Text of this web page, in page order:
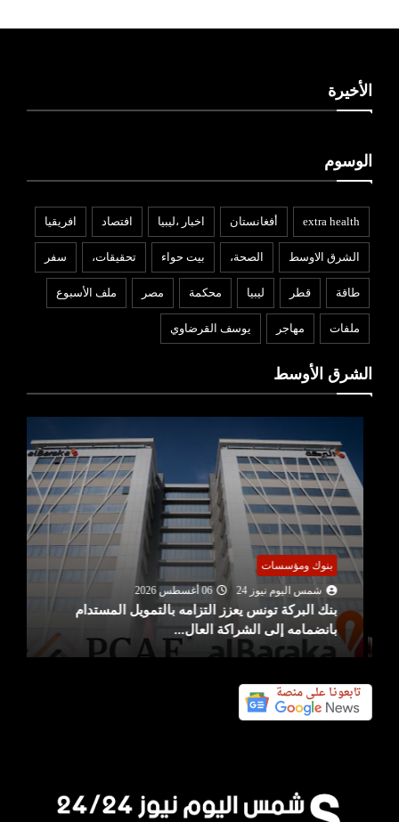
الأخيرة
الوسوم
extra health أفغانستان اخبار ،ليبيا افتصاد افريقيا
الشرق الاوسط الصحة، بيت حواء تحقيقات، سفر
طاقة قطر ليبيا محكمة مصر ملف الأسبوع
ملفات مهاجر يوسف القرضاوي
الشرق الأوسط
بنوك ومؤسسات
شمس اليوم نيوز 24
06 أغسطس 2026
بنك البركة تونس يعزز التزامه بالتمويل المستدام
بانضمامه إلى الشراكة العال...